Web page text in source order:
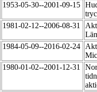
1953-05-30--2001-09-15
1981-02-12--2006-08-31
1984-05-09--2016-02-24
1980-01-02--2001-12-31